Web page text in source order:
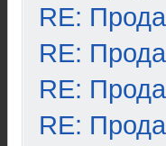
RE:
RE:
RE:
RE: